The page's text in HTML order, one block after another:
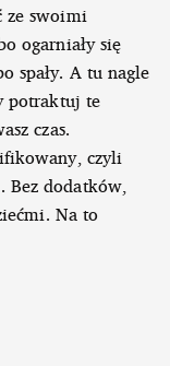
ze swoimi
ogarniały się
spały. A tu nagle
potraktuj te
czas.
czyli
Bez dodatków,
Na to